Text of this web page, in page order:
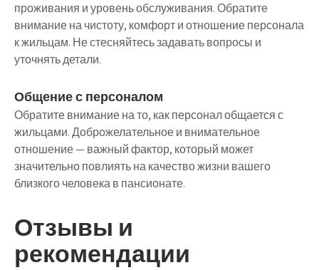
проживания и уровень обслуживания. Обратите
внимание на чистоту, комфорт и отношение персонала
к жильцам. Не стесняйтесь задавать вопросы и
уточнять детали.
Общение с персоналом
Обратите внимание на то, как персонал общается с
жильцами. Доброжелательное и внимательное
отношение — важный фактор, который может
значительно повлиять на качество жизни вашего
близкого человека в пансионате.
Отзывы и
рекомендации